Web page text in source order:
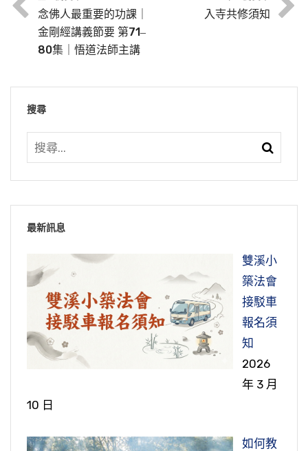
念佛人最重要的功課｜
金剛經講義節要 第71‒
80集｜悟道法師主講
入寺共修須知
搜尋
最新訊息
雙溪小
築法會
接駁車
報名須
知
2026
年 3 月
10 日
如何教